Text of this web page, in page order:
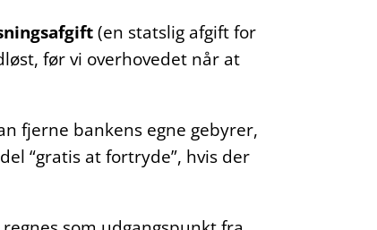
(en statslig afgift for
før vi overhovedet når at
fjerne bankens egne gebyrer,
“gratis at fortryde”, hvis der